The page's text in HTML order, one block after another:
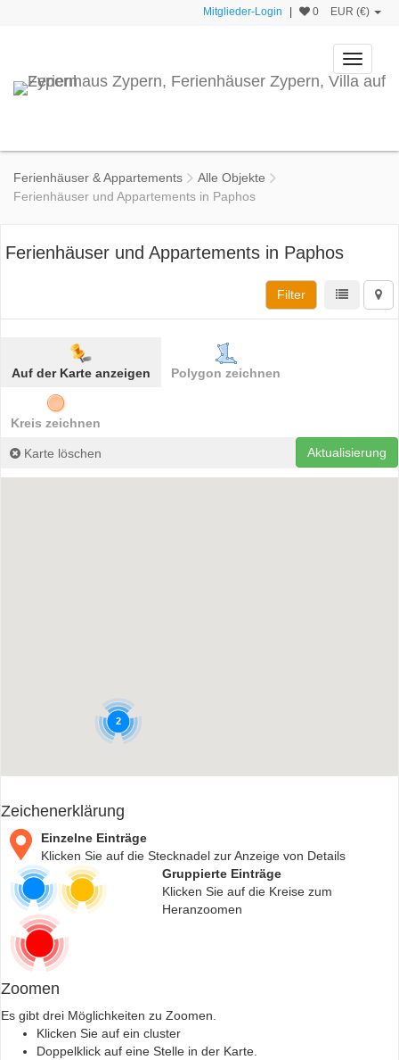
Mitglieder-Login 0 EUR (€)
Toggle
Ferienhäuser & Appartements
Alle Objekte
Ferienhäuser und Appartements in Paphos
Ferienhäuser und Appartements in Paphos
Filter
Auf der Karte anzeigen Polygon zeichnen
Kreis zeichnen
Karte löschen Aktualisierung
2
Zeichenerklärung
Einzelne Einträge
Klicken Sie auf die Stecknadel zur Anzeige von Details
Gruppierte Einträge
Klicken Sie auf die Kreise zum
Heranzoomen
Zoomen
Es gibt drei Möglichkeiten zu Zoomen.
Klicken Sie auf ein cluster
Doppelklick auf eine Stelle in der Karte.